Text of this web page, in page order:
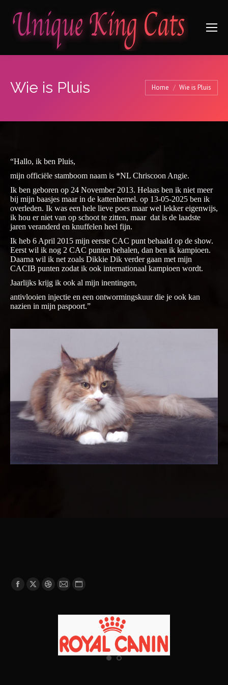
Wie is Pluis Je bent hier:
Home Wie is Pluis
“Hallo, ik ben Pluis,
mijn officiële stamboom naam is *NL Chriscoon Angie.
Ik ben geboren op 24 November 2013. Helaas ben ik niet meer
bij mijn baasjes maar in de kattenhemel. op 13-05-2025 ben ik
overleden. Ik was een hele lieve poes maar wel lekker eigenwijs,
ik hou er niet van op schoot te zitten, maar dat is de laadste
jaren veranderd en knuffelen heel fijn.
Ik heb 6 April 2015 mijn eerste CAC punt behaald op de show.
Eerst wil ik nog 2 CAC punten behalen, dan ben ik kampioen.
Daarna wil ik net zoals Dikkie Dik verder gaan met mijn
CACIB punten zodat ik ook internationaal kampioen wordt.
Jaarlijks krijg ik ook al mijn inentingen,
antivlooien injectie en een ontwormingskuur die je ook kan
nazien in mijn paspoort.”